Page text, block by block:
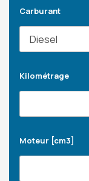
Carburant
Kilométrage
Moteur [cm3]